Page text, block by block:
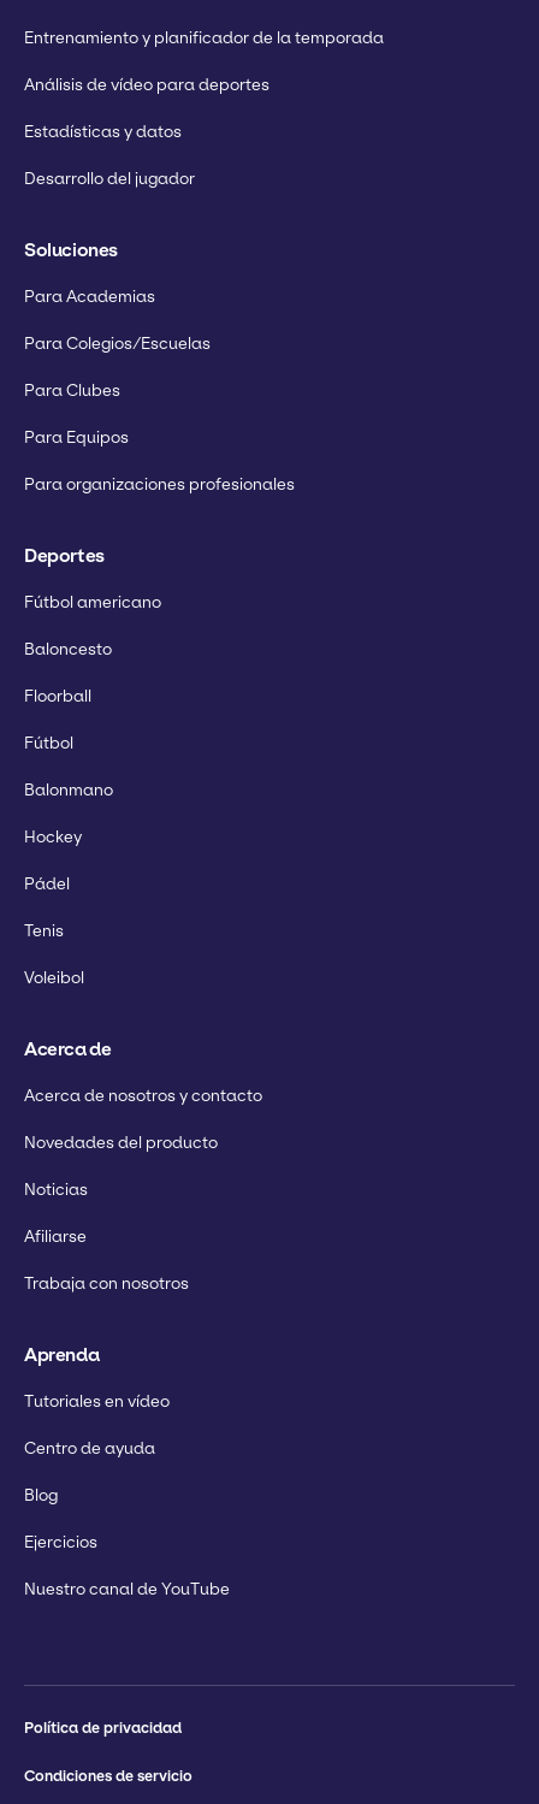
Entrenamiento y planificador de la temporada
Análisis de vídeo para deportes
Estadísticas y datos
Desarrollo del jugador
Soluciones
Para Academias
Para Colegios/Escuelas
Para Clubes
Para Equipos
Para organizaciones profesionales
Deportes
Fútbol americano
Baloncesto
Floorball
Fútbol
Balonmano
Hockey
Pádel
Tenis
Voleibol
Acerca de
Acerca de nosotros y contacto
Novedades del producto
Noticias
Afiliarse
Trabaja con nosotros
Aprenda
Tutoriales en vídeo
Centro de ayuda
Blog
Ejercicios
Nuestro canal de YouTube
Política de privacidad
Condiciones de servicio